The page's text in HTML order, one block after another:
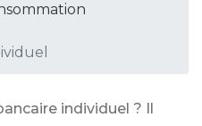
individuel ? Il